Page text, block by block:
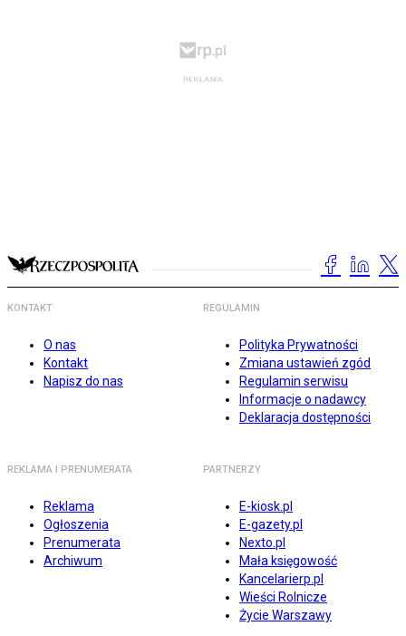
KONTAKT
O nas
Kontakt
Napisz do nas
REGULAMIN
Polityka Prywatności
Zmiana ustawień zgód
Regulamin serwisu
Informacje o nadawcy
Deklaracja dostępności
REKLAMA I PRENUMERATA
Reklama
Ogłoszenia
Prenumerata
Archiwum
PARTNERZY
E-kiosk.pl
E-gazety.pl
Nexto.pl
Mała księgowość
Kancelarierp.pl
Wieści Rolnicze
Życie Warszawy